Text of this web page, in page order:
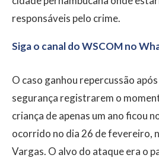
responsáveis pelo crime.
Siga o canal do WSCOM no
O caso ganhou repercussão
segurança registrarem o
criança de apenas um ano ficou
ocorrido no dia 26 de fevereiro,
Vargas. O alvo do ataque era o